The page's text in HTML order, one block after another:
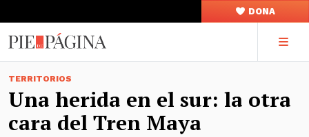
DONA
TERRITORIOS
Una herida en el sur: la otra
cara del Tren Maya